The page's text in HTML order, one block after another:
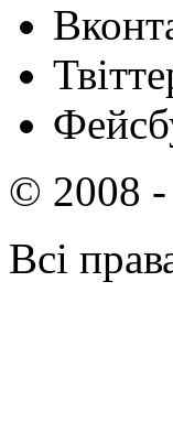
© 2008 -
Всі